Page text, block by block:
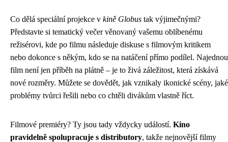
Co dělá speciální projekce v kině Globus tak výjimečnými?
Představte si tematický večer věnovaný vašemu oblíbenému
režisérovi, kde po filmu následuje diskuse s filmovým kritikem
nebo dokonce s někým, kdo se na natáčení přímo podílel. Najednou
film není jen příběh na plátně – je to živá záležitost, která získává
nové rozměry. Můžete se dovědět, jak vznikaly ikonické scény, jaké
problémy tvůrci řešili nebo co chtěli divákům vlastně říct.
Filmové premiéry? Ty jsou tady vždycky událostí. Kino
pravidelně spolupracuje s distributory, takže nejnovější filmy